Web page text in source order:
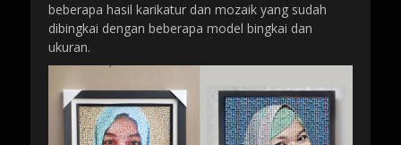
beberapa hasil karikatur dan mozaik yang sudah
dibingkai dengan beberapa model bingkai dan
ukuran.